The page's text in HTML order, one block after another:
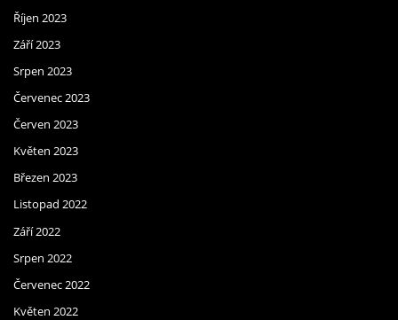
Říjen 2023
Září 2023
Srpen 2023
Červenec 2023
Červen 2023
Květen 2023
Březen 2023
Listopad 2022
Září 2022
Srpen 2022
Červenec 2022
Květen 2022